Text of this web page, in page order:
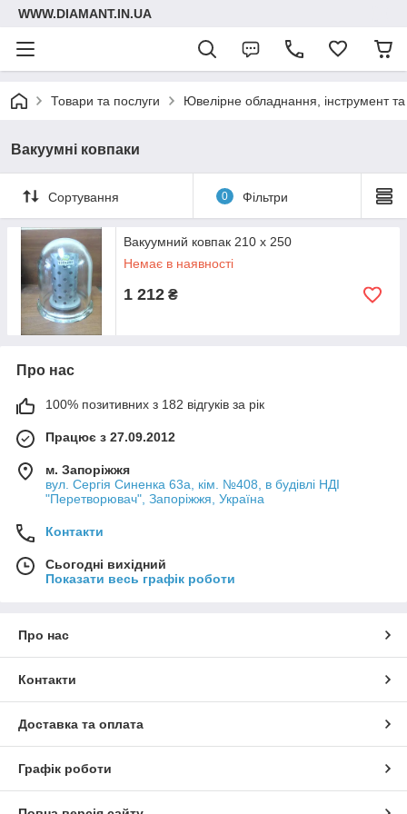
WWW.DIAMANT.IN.UA
Товари та послуги Ювелірне обладнання, інструмент та
Вакуумні ковпаки
Сортування 0 Фільтри
Вакуумний ковпак 210 х 250
Немає в наявності
1 212 ₴
Про нас
100% позитивних з 182 відгуків за рік
Працює з 27.09.2012
м. Запоріжжя
вул. Сергія Синенка 63а, кім. №408, в будівлі НДІ
"Перетворювач", Запоріжжя, Україна
Контакти
Сьогодні вихідний
Показати весь графік роботи
Про нас
Контакти
Доставка та оплата
Графік роботи